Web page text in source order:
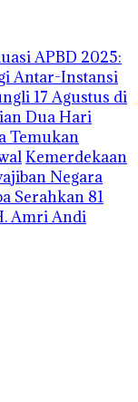
APBD 2025:
Antar-Instansi
17 Agustus di
Dua Hari
Temukan
Kemerdekaan
Negara
Serahkan 81
Amri Andi